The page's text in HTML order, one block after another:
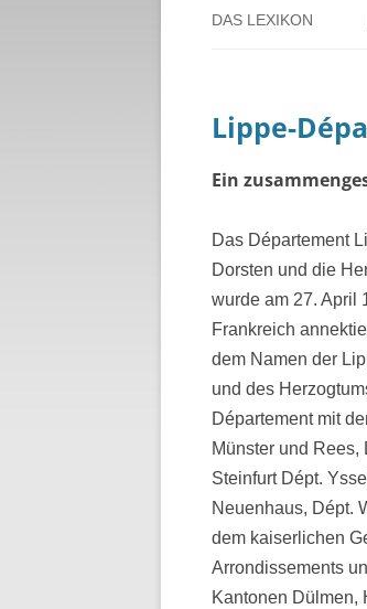
DAS LEXIKON
ÜBER DAS PROJEKT
Lippe-
Ein
Das Département
Dorsten und die
wurde am 27. April
Frankreich
dem Namen der
und des
Département mit
Münster und
Steinfurt Dépt.
Neuenhaus, Dépt.
dem kaiserlichen
Arrondissements
Kantonen Dülmen,